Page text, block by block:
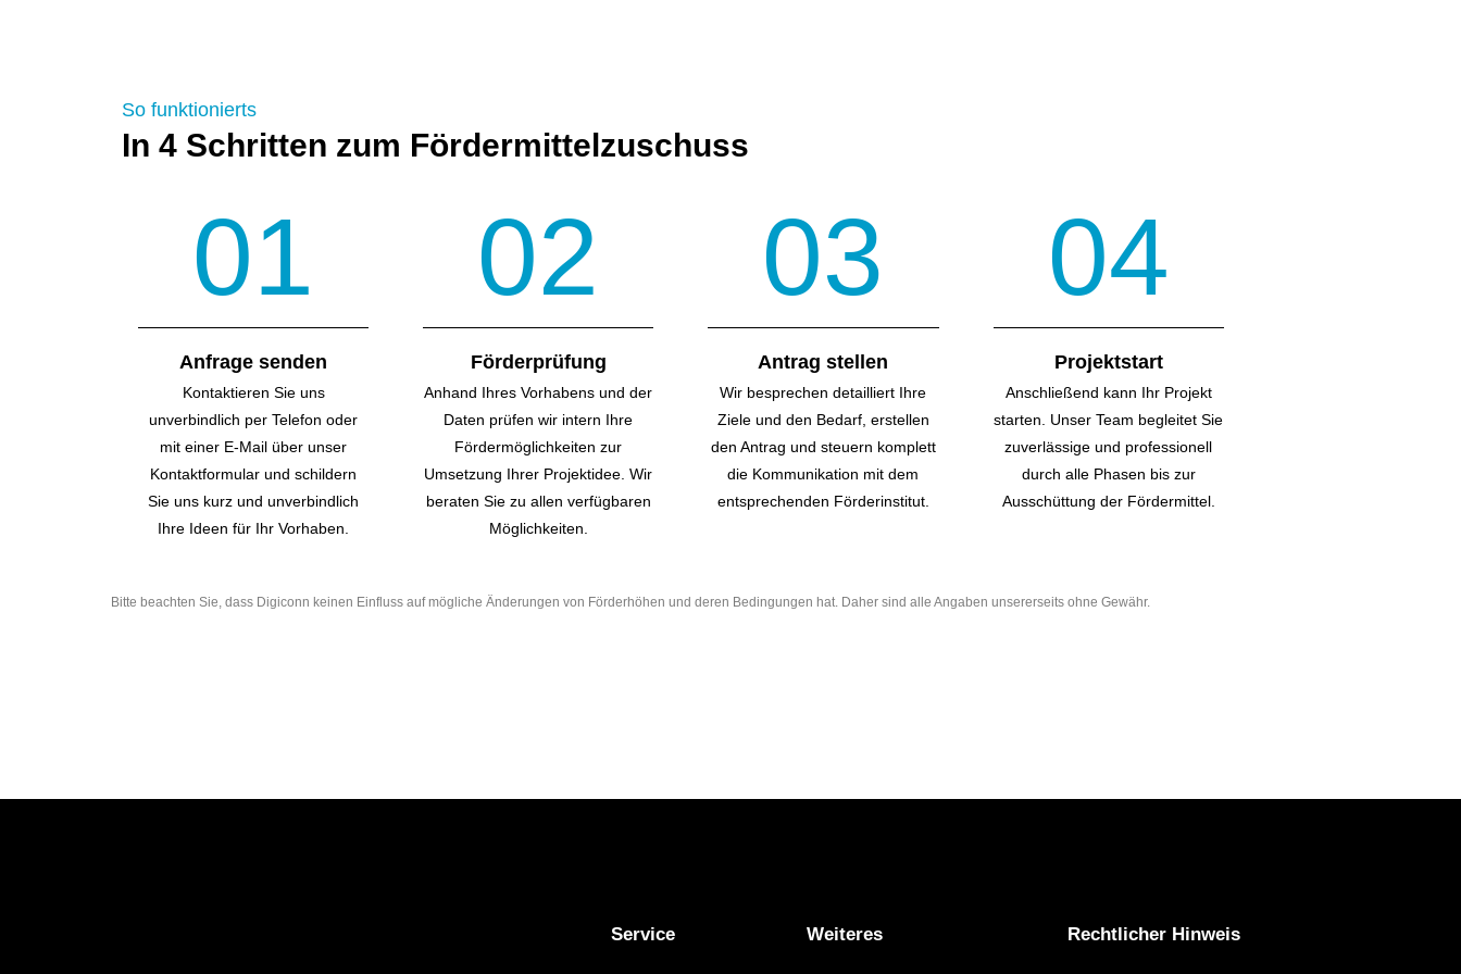
So funktionierts
In 4 Schritten zum Fördermittelzuschuss
01
Anfrage senden
Kontaktieren Sie uns
unverbindlich per Telefon oder
mit einer E-Mail über unser
Kontakt­formular und schildern
Sie uns kurz und unverbindlich
Ihre Ideen für Ihr Vorhaben.
02
Förderprüfung
Anhand Ihres Vorhabens und der
Daten prüfen wir intern Ihre
Förder­möglichkeiten zur
Umsetzung Ihrer Projektidee. Wir
beraten Sie zu allen verfügbaren
Möglichkeiten.
03
Antrag stellen
Wir besprechen detailliert Ihre
Ziele und den Bedarf, erstellen
den Antrag und steuern komplett
die Kommunikation mit dem
entsprechenden Förderinstitut.
04
Projektstart
Anschließend kann Ihr Projekt
starten. Unser Team begleitet Sie
zuverlässige und professionell
durch alle Phasen bis zur
Ausschüttung der Fördermittel.
Bitte beachten Sie, dass Digiconn keinen Einfluss auf mögliche Änderungen von Förderhöhen und deren Bedingungen hat. Daher sind alle Angaben unsererseits ohne Gewähr.
Service Weiteres Rechtlicher Hinweis